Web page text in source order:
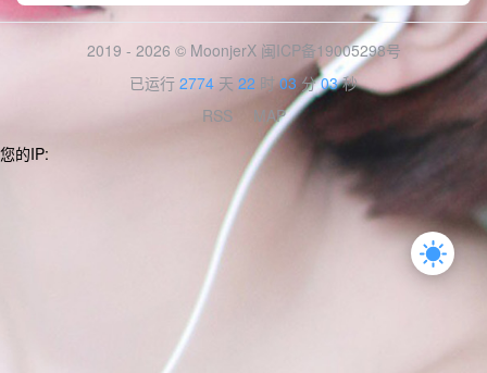
2019 - 2026 © MoonjerX 闽ICP备19005298号
已运行 2774 天 22 时03 分03秒
RSS
MAP
您的IP: